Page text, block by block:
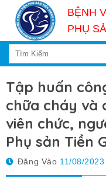
content
BỆNH
PHỤ
Tập huấn
chữa cháy và
viên chức,
Phụ sản Tiền
Đăng Vào 11/08/2023